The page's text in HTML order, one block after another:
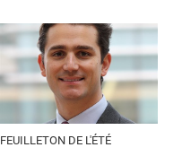
FEUILLETON DE L'ÉTÉ